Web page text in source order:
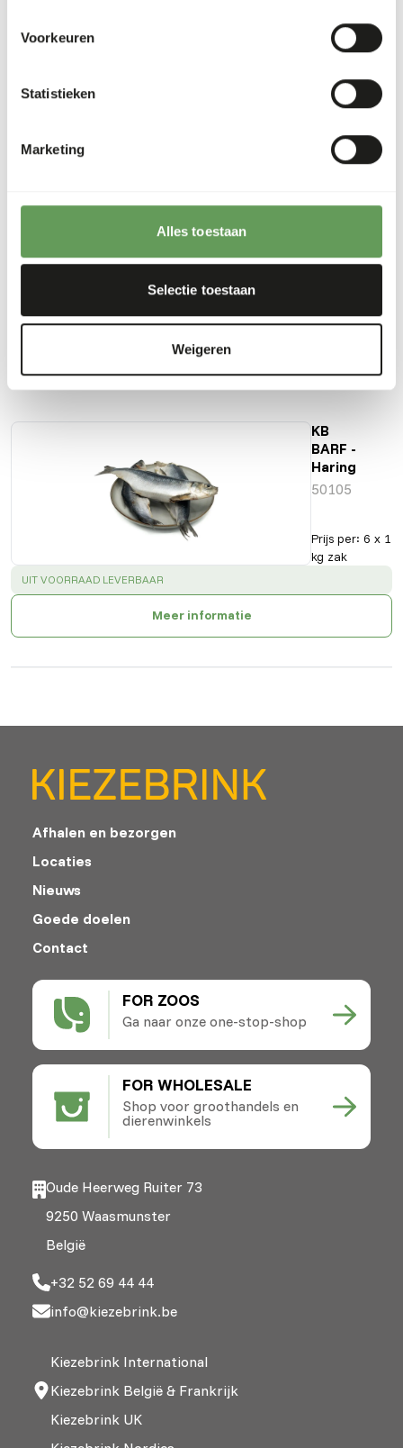
Voorkeuren
Statistieken
Marketing
Alles toestaan
Selectie toestaan
Weigeren
Analytische bestanddelen
0,63%
Vetgehalte
0,53%
Ook interessant
KB
BARF -
Haring
50105
Prijs per: 6 x 1
kg zak
SUCCESS:
UIT VOORRAAD LEVERBAAR
Meer informatie
FOR ZOOS
Ga naar onze one-stop-shop
FOR WHOLESALE
Shop voor groothandels en
dierenwinkels
Afhalen en bezorgen
Locaties
Nieuws
Goede doelen
Contact
Oude Heerweg Ruiter 73
9250 Waasmunster
België
+32 52 69 44 44
info@kiezebrink.be
Kiezebrink International
Kiezebrink België & Frankrijk
Kiezebrink UK